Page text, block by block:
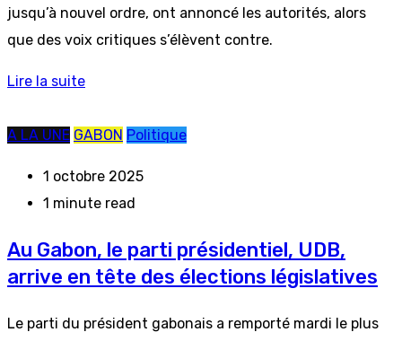
jusqu’à nouvel ordre, ont annoncé les autorités, alors
que des voix critiques s’élèvent contre.
Lire la suite
A LA UNE GABON Politique
1 octobre 2025
1 minute read
Au Gabon, le parti présidentiel, UDB,
arrive en tête des élections législatives
Le parti du président gabonais a remporté mardi le plus